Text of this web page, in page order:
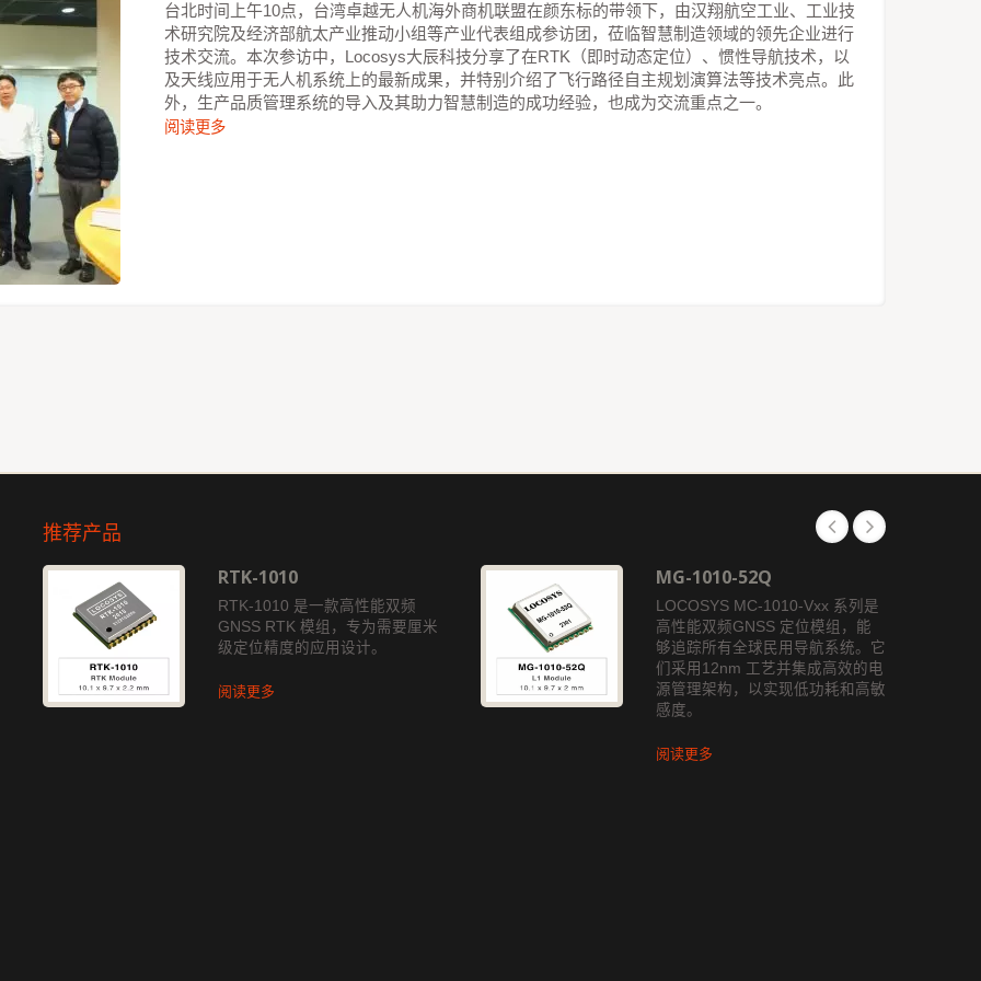
台北时间上午10点，台湾卓越无人机海外商机联盟在颜东标的带领下，由汉翔航空工业、工业技
术研究院及经济部航太产业推动小组等产业代表组成参访团，莅临智慧制造领域的领先企业进行
技术交流。本次参访中，Locosys大辰科技分享了在RTK（即时动态定位）、惯性导航技术，以
及天线应用于无人机系统上的最新成果，并特别介绍了飞行路径自主规划演算法等技术亮点。此
外，生产品质管理系统的导入及其助力智慧制造的成功经验，也成为交流重点之一。
阅读更多
推荐产品
RTK-1010
RTK-1010 是一款高性能双频
GNSS RTK 模组，专为需要厘米
级定位精度的应用设计。
阅读更多
MG-1010-52Q
LOCOSYS MC-1010-Vxx 系列是
高性能双频GNSS 定位模组，能
够追踪所有全球民用导航系统。它
们采用12nm 工艺并集成高效的电
源管理架构，以实现低功耗和高敏
感度。
阅读更多